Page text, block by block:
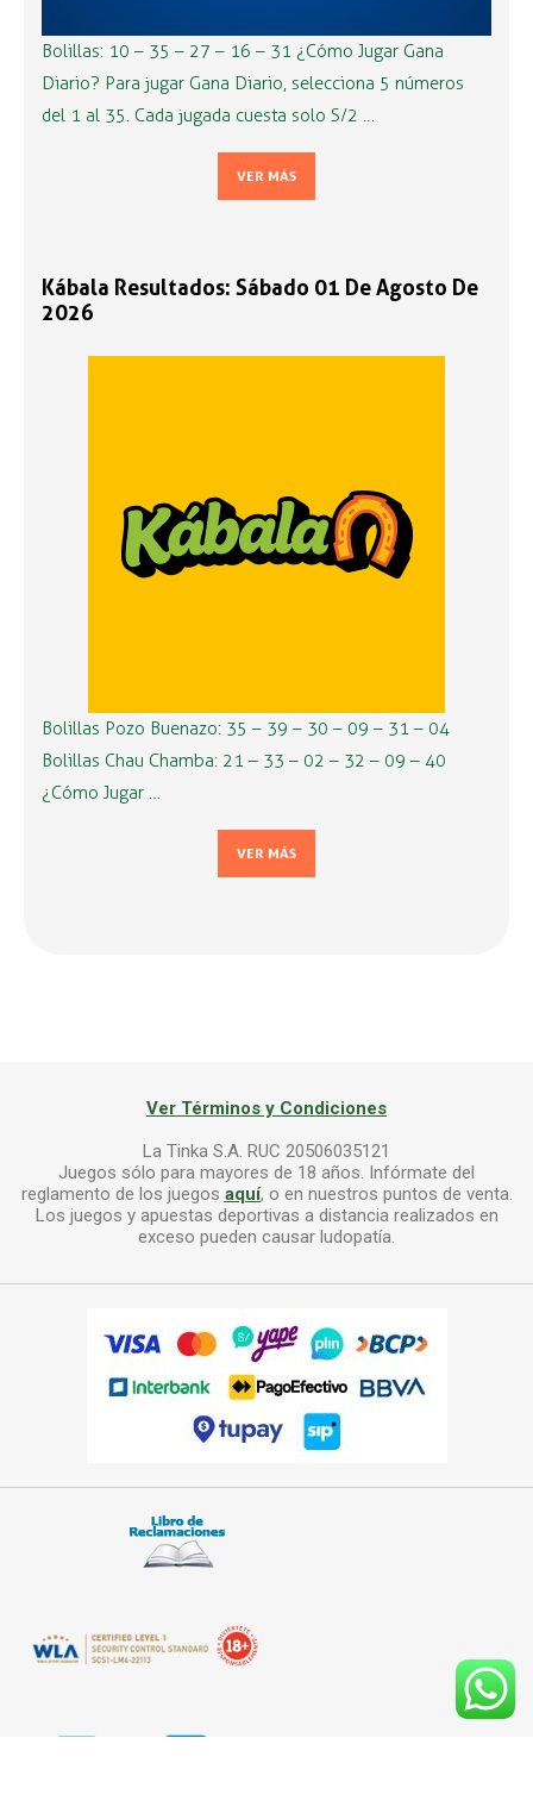
Bolillas: 10 – 35 – 27 – 16 – 31 ¿Cómo Jugar Gana
Diario? Para jugar Gana Diario, selecciona 5 números
del 1 al 35. Cada jugada cuesta solo S/2 …
VER MÁS
Kábala Resultados: Sábado 01 De Agosto De
2026
Bolillas Pozo Buenazo: 35 – 39 – 30 – 09 – 31 – 04
Bolillas Chau Chamba: 21 – 33 – 02 – 32 – 09 – 40
¿Cómo Jugar …
VER MÁS
Ver Términos y Condiciones
La Tinka S.A. RUC 20506035121
Juegos sólo para mayores de 18 años. Infórmate del
reglamento de los juegos aquí, o en nuestros puntos de venta.
Los juegos y apuestas deportivas a distancia realizados en
exceso pueden causar ludopatía.